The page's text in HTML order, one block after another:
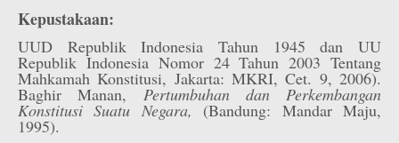
Kepustakaan:
UUD Republik Indonesia Tahun 1945 dan UU
Republik Indonesia Nomor 24 Tahun 2003 Tentang
Mahkamah Konstitusi, Jakarta: MKRI, Cet. 9, 2006).
Baghir Manan, Pertumbuhan dan Perkembangan
Konstitusi Suatu Negara, (Bandung: Mandar Maju,
1995).